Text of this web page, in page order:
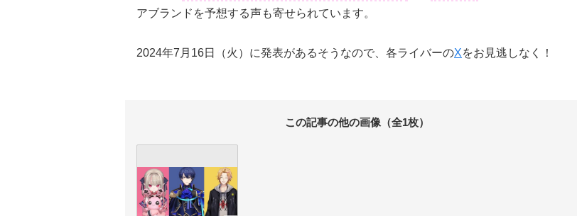
アブランドを予想する声も寄せられています。
2024年7月16日（火）に発表があるそうなので、各ライバーのXをお見逃しなく！
この記事の他の画像（全1枚）